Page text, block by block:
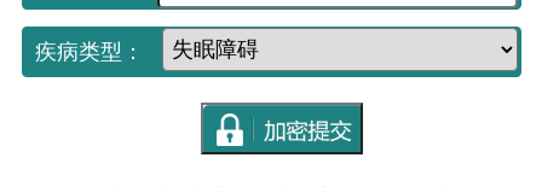
疾病类型：